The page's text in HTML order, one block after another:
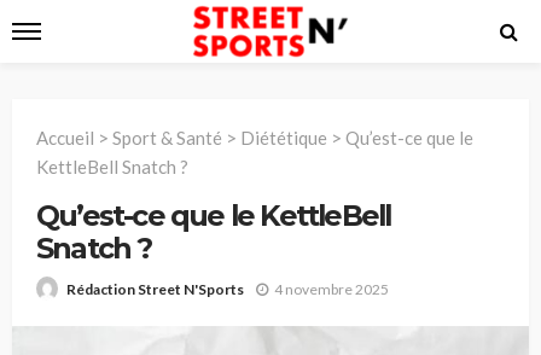
Accueil > Sport & Santé > Diététique > Qu’est-ce que le
KettleBell Snatch ?
Qu’est-ce que le KettleBell
Snatch ?
Rédaction Street N'Sports 4 novembre 2025